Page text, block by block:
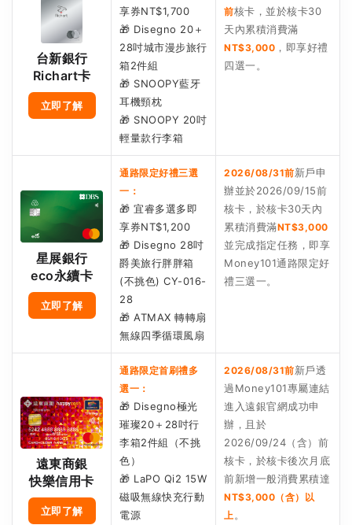
台新銀行
Richart卡
立即了解
享券NT$1,700
🎁 Disegno 20＋
28吋城市漫步旅行
箱2件組
🎁 SNOOPY藍牙
耳機頸枕
🎁 SNOOPY 20吋
輕量款行李箱
前核卡，並於核卡30
天內累積消費滿
NT$3,000 ，即享好禮
四選一。
星展銀行
eco永續卡
立即了解
通路限定好禮三選
一：
🎁 宜睿多選多即
享券NT$1,200
🎁 Disegno 28吋
爵美旅行胖胖箱
(不挑色) CY-016-
28
🎁 ATMAX 轉轉扇
無線四季循環風扇
2026/08/31前新戶申
辦並於2026/09/15前
核卡，於核卡30天內
累積消費滿NT$3,000
並完成指定任務，即享
Money101通路限定好
禮三選一。
遠東商銀
快樂信用卡
立即了解
通路限定首刷禮多
選一：
🎁 Disegno極光
璀璨20＋28吋行
李箱2件組（不挑
色）
🎁 LaPO Qi2 15W
磁吸無線快充行動
電源
2026/08/31前新戶透
過Money101專屬連結
進入遠銀官網成功申
辦，且於
2026/09/24（含）前
核卡，於核卡後次月底
前新增一般消費累積達
NT$3,000（含）以
上 。